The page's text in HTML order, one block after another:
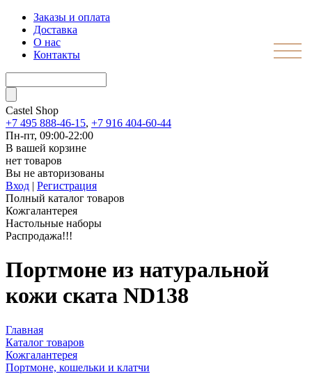
Заказы и оплата
Доставка
О нас
Контакты
Castel Shop
+7 495 888-46-15, +7 916 404-60-44
Пн-пт, 09:00-22:00
В вашей корзине
нет товаров
Вы не авторизованы
Вход | Регистрация
Полный каталог товаров
Кожгалантерея
Настольные наборы
Распродажа!!!
Портмоне из натуральной
кожи ската ND138
Главная
Каталог товаров
Кожгалантерея
Портмоне, кошельки и клатчи